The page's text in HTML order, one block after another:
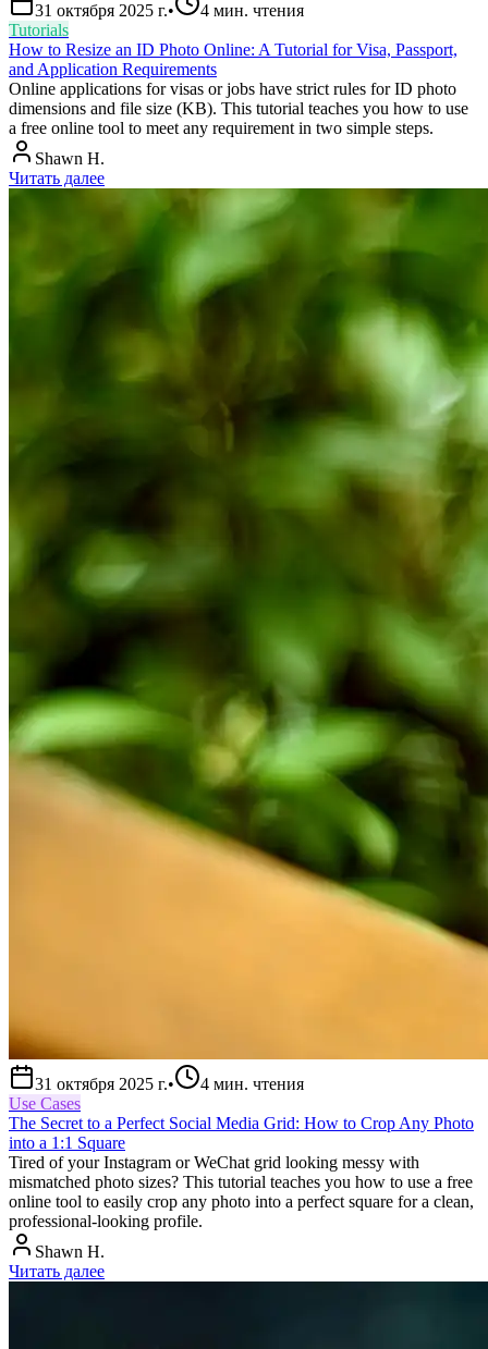
31 октября 2025 г.• 4 мин. чтения
Tutorials
How to Resize an ID Photo Online: A Tutorial for Visa, Passport,
and Application Requirements
Online applications for visas or jobs have strict rules for ID photo
dimensions and file size (KB). This tutorial teaches you how to use
a free online tool to meet any requirement in two simple steps.
Shawn H.
Читать далее
31 октября 2025 г.• 4 мин. чтения
Use Cases
The Secret to a Perfect Social Media Grid: How to Crop Any Photo
into a 1:1 Square
Tired of your Instagram or WeChat grid looking messy with
mismatched photo sizes? This tutorial teaches you how to use a free
online tool to easily crop any photo into a perfect square for a clean,
professional-looking profile.
Shawn H.
Читать далее